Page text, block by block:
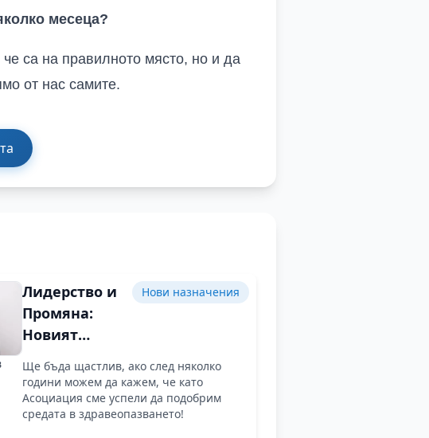
месеца?
са на правилното място, но и да
от нас самите.
Лидерство и
Промяна:
Новият
на УС на
ARPharM
Нови назначения
Ще бъда щастлив, ако след няколко
години можем да кажем, че като
Асоциация сме успели да подобрим
средата в здравеопазването!